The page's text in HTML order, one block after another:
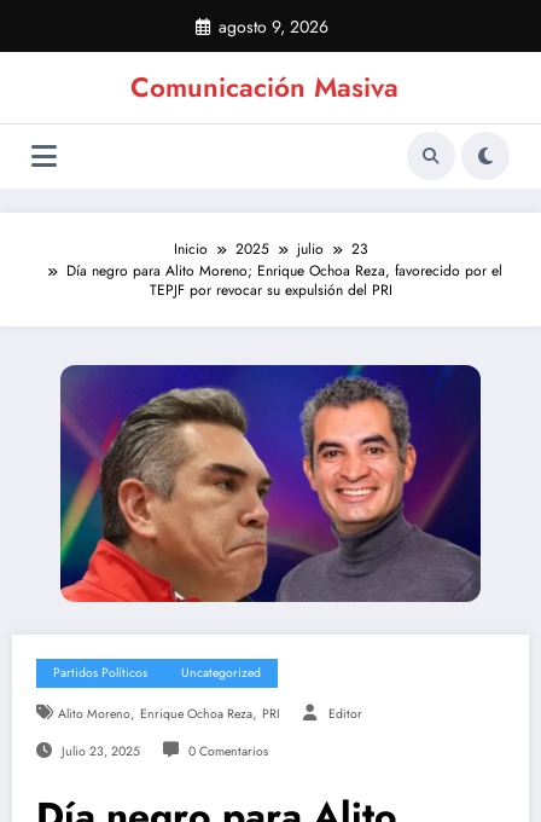
contenido
agosto 9, 2026
Comunicación Masiva
Inicio 2025 julio
23
Día negro para Alito Moreno; Enrique Ochoa Reza, favorecido por el
TEPJF por revocar su expulsión del PRI
Partidos Políticos Uncategorized
Alito Moreno, Enrique Ochoa Reza, PRI Editor
Julio 23, 2025 0 Comentarios